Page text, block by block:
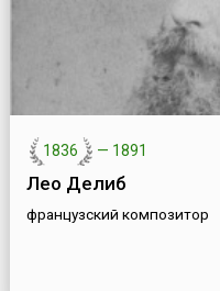
1836 — 1891
Лео Делиб
французский композитор